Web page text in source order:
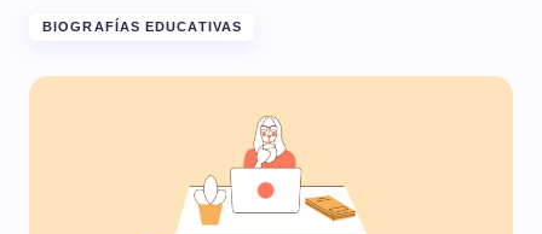
BIOGRAFÍAS EDUCATIVAS